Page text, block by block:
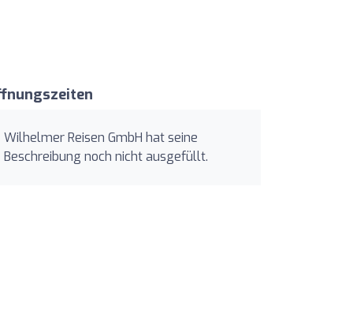
Wilhelmer Reisen GmbH hat seine
Beschreibung noch nicht ausgefüllt.